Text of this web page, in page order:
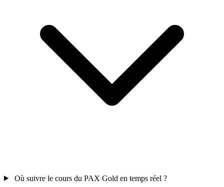
Où suivre le cours du PAX Gold en temps réel ?